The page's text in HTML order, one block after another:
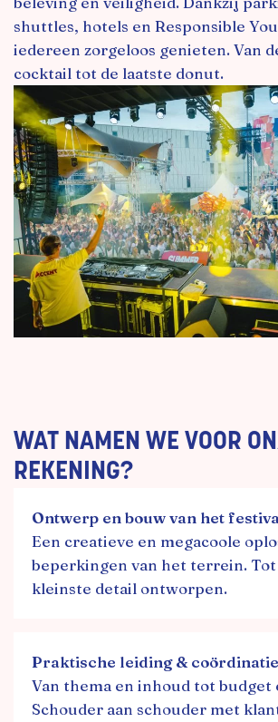
shuttles, hotels en Responsible
iedereen zorgeloos genieten. Van
cocktail tot de laatste donut.
WAT NAMEN WE VOOR
REKENING?
Ontwerp en bouw van het
Een creatieve en megacoole
beperkingen van het terrein.
kleinste detail ontworpen.
Praktische leiding & coördinatie
Van thema en inhoud tot budget
Schouder aan schouder met